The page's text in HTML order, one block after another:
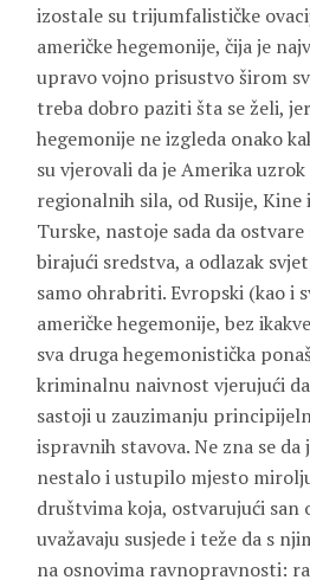
izostale su trijumfalističke
američke hegemonije, čija je
upravo vojno prisustvo širom
treba dobro paziti šta se želi,
hegemonije ne izgleda onako
su vjerovali da je Amerika uzrok
regionalnih sila, od Rusije,
Turske, nastoje sada da
birajući sredstva, a odlazak
samo ohrabriti. Evropski (kao i
američke hegemonije, bez
sva druga hegemonistička
kriminalnu naivnost vjerujući
sastoji u zauzimanju
ispravnih stavova. Ne zna se
nestalo i ustupilo mjesto
društvima koja, ostvarujući san
uvažavaju susjede i teže da s
na osnovima ravnopravnosti: